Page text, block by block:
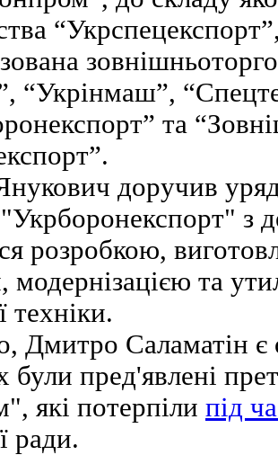
“Укрінмаш”,
та
доручив
з
розробкою,
та
техніки.
Дмитро Саламатін є
пред'явлені
які потерпіли під
ради.